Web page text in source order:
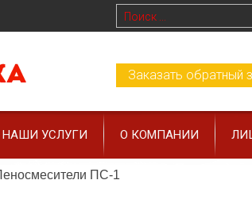
Заказать обратный
НАШИ УСЛУГИ О КОМПАНИИ
ПС-1